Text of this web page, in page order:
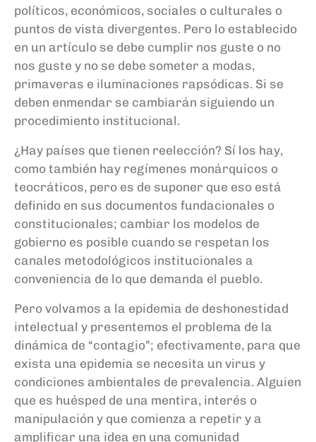
políticos, económicos, sociales o culturales o
puntos de vista divergentes. Pero lo establecido
en un artículo se debe cumplir nos guste o no
nos guste y no se debe someter a modas,
primaveras e iluminaciones rapsódicas. Si se
deben enmendar se cambiarán siguiendo un
procedimiento institucional.
¿Hay países que tienen reelección? Sí los hay,
como también hay regímenes monárquicos o
teocráticos, pero es de suponer que eso está
definido en sus documentos fundacionales o
constitucionales; cambiar los modelos de
gobierno es posible cuando se respetan los
canales metodológicos institucionales a
conveniencia de lo que demanda el pueblo.
Pero volvamos a la epidemia de deshonestidad
intelectual y presentemos el problema de la
dinámica de “contagio”; efectivamente, para que
exista una epidemia se necesita un virus y
condiciones ambientales de prevalencia. Alguien
que es huésped de una mentira, interés o
manipulación y que comienza a repetir y a
amplificar una idea en una comunidad